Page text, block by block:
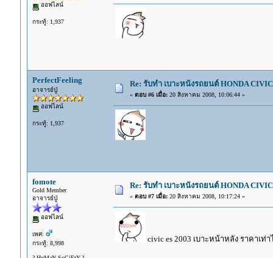
ออฟไลน์
กระทู้: 1,937
PerfectFeeling
อาจารย์ปู่
ออฟไลน์
กระทู้: 1,937
Re: รับทำ เบาะหนังรถยนต์ HONDA
« ตอบ #6 เมื่อ:20 สิงหาคม 2008, 10:06:44 »
fomote
Gold Member
อาจารย์ปู่
ออฟไลน์
เพศ:
กระทู้: 8,998
Re: รับทำ เบาะหนังรถยนต์ HONDA
« ตอบ #7 เมื่อ:20 สิงหาคม 2008, 10:17:24 »
civic es 2003 เบาะหน้าหลัง ราคาเท่